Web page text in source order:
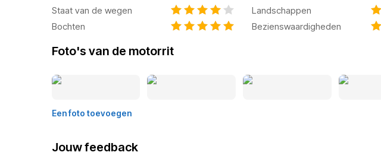
Staat van de wegen
Landschappen
Bochten
Bezienswaardigheden
Foto's van de motorrit
Een foto toevoegen
Jouw feedback